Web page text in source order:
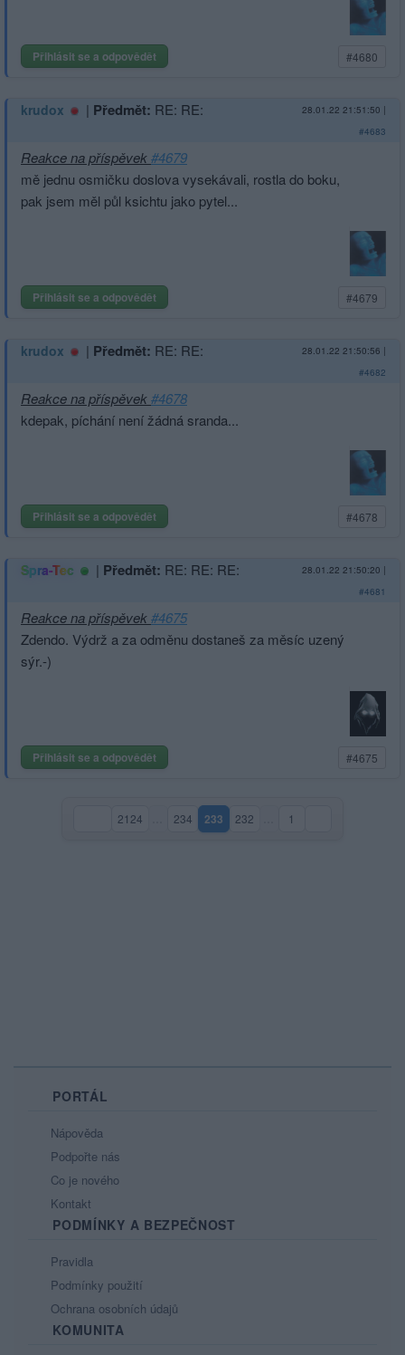
Přihlásit se a odpovědět #4680
krudox | Předmět: RE: RE: 28.01.22 21:51:50 |
#4683
Reakce na příspěvek#4679
mě jednu osmičku doslova vysekávali, rostla do boku,
pak jsem měl půl ksichtu jako pytel...
Přihlásit se a odpovědět #4679
krudox | Předmět: RE: RE: 28.01.22 21:50:56 |
#4682
Reakce na příspěvek#4678
kdepak, píchání není žádná sranda...
Přihlásit se a odpovědět #4678
Spra-Tec | Předmět: RE: RE: RE: 28.01.22 21:50:20 |
#4681
Reakce na příspěvek#4675
Zdendo. Výdrž a za odměnu dostaneš za měsíc uzený
sýr.-)
Přihlásit se a odpovědět #4675
2124 234 233(aktuální strana)
232 1
PORTÁL
Nápověda
Podpořte nás
Co je nového
Kontakt
PODMÍNKY A BEZPEČNOST
Pravidla
Podmínky použití
Ochrana osobních údajů
KOMUNITA